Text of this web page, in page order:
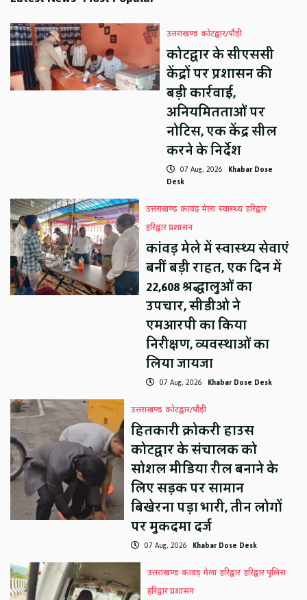
उत्तराखण्ड कोटद्वार/पौड़ी
कोटद्वार के सीएससी
केंद्रों पर प्रशासन की
बड़ी कार्रवाई,
अनियमितताओं पर
नोटिस, एक केंद्र सील
करने के निर्देश
07 Aug, 2026 Khabar Dose
Desk
उत्तराखण्ड कावड़ मेला स्वास्थ्य हरिद्वार
हरिद्वार प्रशासन
कांवड़ मेले में स्वास्थ्य सेवाएं
बनीं बड़ी राहत, एक दिन में
22,608 श्रद्धालुओं का
उपचार, सीडीओ ने
एमआरपी का किया
निरीक्षण, व्यवस्थाओं का
लिया जायजा
07 Aug, 2026 Khabar Dose Desk
उत्तराखण्ड कोटद्वार/पौड़ी
हितकारी क्रोकरी हाउस
कोटद्वार के संचालक को
सोशल मीडिया रील बनाने के
लिए सड़क पर सामान
बिखेरना पड़ा भारी, तीन लोगों
पर मुकदमा दर्ज
07 Aug, 2026 Khabar Dose Desk
उत्तराखण्ड कावड़ मेला हरिद्वार हरिद्वार पुलिस
हरिद्वार प्रशासन